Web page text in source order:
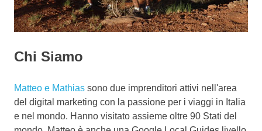
Chi Siamo
Matteo e Mathias sono due imprenditori attivi nell'area
del digital marketing con la passione per i viaggi in Italia
e nel mondo. Hanno visitato assieme oltre 90 Stati del